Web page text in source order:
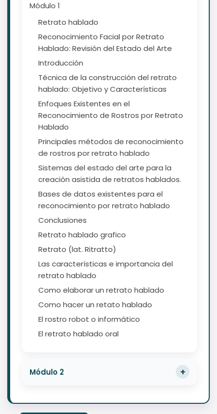
Módulo 1
Retrato hablado
Reconocimiento Facial por Retrato
Hablado: Revisión del Estado del Arte
Introducción
Técnica de la construcción del retrato
hablado: Objetivo y Características
Enfoques Existentes en el
Reconocimiento de Rostros por Retrato
Hablado
Principales métodos de reconocimiento
de rostros por retrato hablado
Sistemas del estado del arte para la
creación asistida de retratos hablados.
Bases de datos existentes para el
reconocimiento por retrato hablado
Conclusiones
Retrato hablado grafico
Retrato (lat. Ritratto)
Las características e importancia del
retrato hablado
Como elaborar un retrato hablado
Como hacer un retato hablado
El rostro robot o informático
El retrato hablado oral
Módulo 2